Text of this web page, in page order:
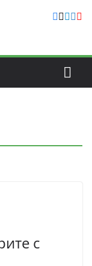
с